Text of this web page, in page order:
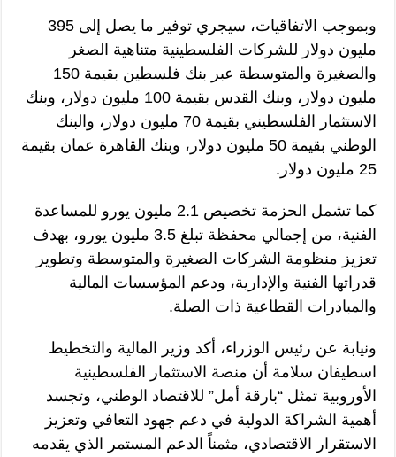
وبموجب الاتفاقيات، سيجري توفير ما يصل إلى 395
مليون دولار للشركات الفلسطينية متناهية الصغر
والصغيرة والمتوسطة عبر بنك فلسطين بقيمة 150
مليون دولار، وبنك القدس بقيمة 100 مليون دولار، وبنك
الاستثمار الفلسطيني بقيمة 70 مليون دولار، والبنك
الوطني بقيمة 50 مليون دولار، وبنك القاهرة عمان بقيمة
25 مليون دولار.
كما تشمل الحزمة تخصيص 2.1 مليون يورو للمساعدة
الفنية، من إجمالي محفظة تبلغ 3.5 مليون يورو، بهدف
تعزيز منظومة الشركات الصغيرة والمتوسطة وتطوير
قدراتها الفنية والإدارية، ودعم المؤسسات المالية
والمبادرات القطاعية ذات الصلة.
ونيابة عن رئيس الوزراء، أكد وزير المالية والتخطيط
اسطيفان سلامة أن منصة الاستثمار الفلسطينية
الأوروبية تمثل “بارقة أمل” للاقتصاد الوطني، وتجسد
أهمية الشراكة الدولية في دعم جهود التعافي وتعزيز
الاستقرار الاقتصادي، مثمناً الدعم المستمر الذي يقدمه